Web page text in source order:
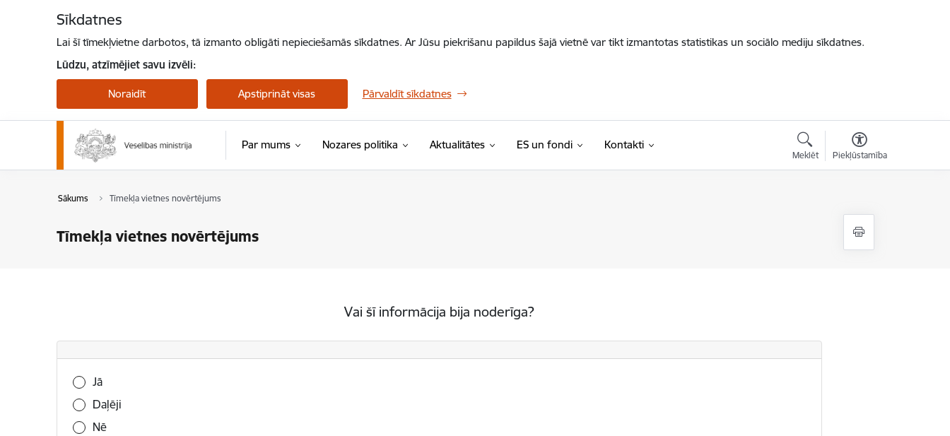
Sīkdatnes
Lai šī tīmekļvietne darbotos, tā izmanto obligāti nepieciešamās sīkdatnes. Ar Jūsu piekrišanu papildus šajā vietnē var tikt izmantotas statistikas un sociālo mediju sīkdatnes.
Lūdzu, atzīmējiet savu izvēli:
Noraidīt Apstiprināt visas Pārvaldīt sīkdatnes
Par mums Nozares politika Aktualitātes ES un fondi Kontakti
Meklēt Piekļūstamība
Sākums Tīmekļa vietnes novērtējums
Tīmekļa vietnes novērtējums
Vai šī informācija bija noderīga?
Vai šī informācija bija noderīga?
Jā
Daļēji
Nē